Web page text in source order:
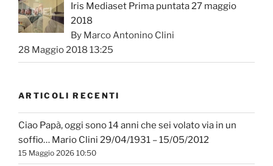
Iris Mediaset Prima puntata 27 maggio
2018
By Marco Antonino Clini
28 Maggio 2018 13:25
ARTICOLI RECENTI
Ciao Papà, oggi sono 14 anni che sei volato via in un
soffio… Mario Clini 29/04/1931 – 15/05/2012
15 Maggio 2026 10:50